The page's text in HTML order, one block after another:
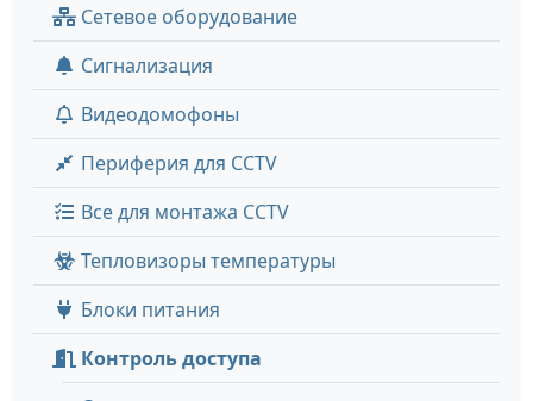
Сетевое оборудование
Сигнализация
Видеодомофоны
Периферия для CCTV
Все для монтажа CCTV
Тепловизоры температуры
Блоки питания
Контроль доступа